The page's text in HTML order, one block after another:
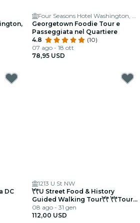
Four Seasons Hotel Washington, DC
Georgetown Foodie Tour e
Passeggiata nel Quartiere
4.8
(10)
07 ago - 18 ott
78,95 USD
DC
1213 U St NW
\*\*U Street Food & History
Guided Walking Tour\*\* \*\*Tour
guidato di U Street Food &
History
08 ago - 31 gen
112,00 USD